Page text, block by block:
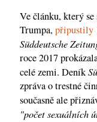
Ve článku, který
Trumpa,připustily
Süddeutsche
roce 2017
celé zemi. Deník
zpráva o trestné
současně ale
"počet sexuálních